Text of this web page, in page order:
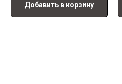
Добавить в корзину